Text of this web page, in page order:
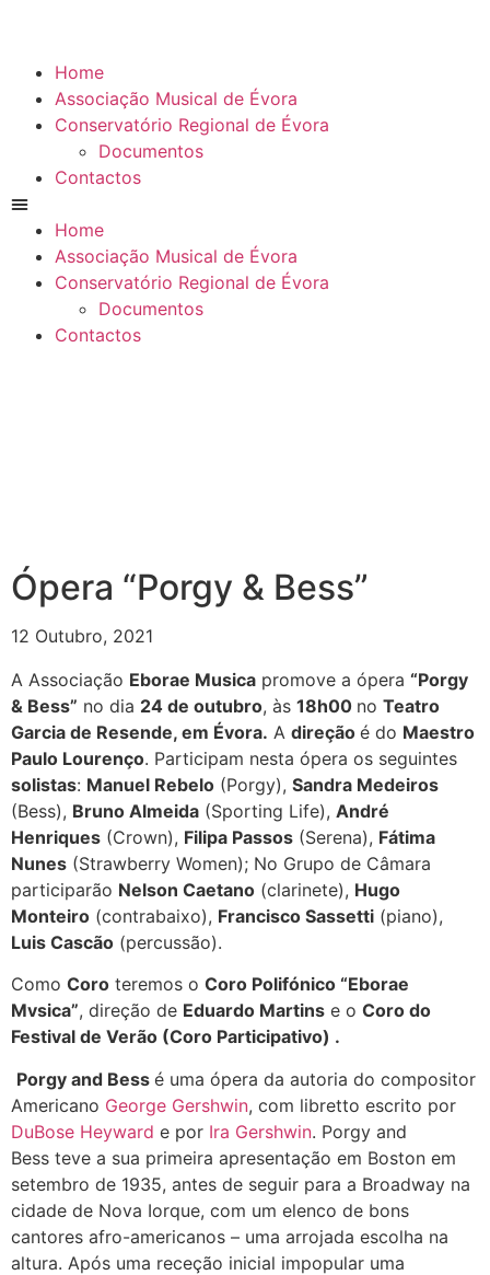
Home
Associação Musical de Évora
Conservatório Regional de Évora
Documentos
Contactos
Home
Associação Musical de Évora
Conservatório Regional de Évora
Documentos
Contactos
Ópera “Porgy & Bess”
12 Outubro, 2021
A Associação Eborae Musica promove a ópera “Porgy
& Bess” no dia 24 de outubro, às 18h00 no Teatro
Garcia de Resende, em Évora. A direção é do Maestro
Paulo Lourenço. Participam nesta ópera os seguintes
solistas: Manuel Rebelo (Porgy), Sandra Medeiros
(Bess), Bruno Almeida (Sporting Life), André
Henriques (Crown), Filipa Passos (Serena), Fátima
Nunes (Strawberry Women); No Grupo de Câmara
participarão Nelson Caetano (clarinete), Hugo
Monteiro (contrabaixo), Francisco Sassetti (piano),
Luis Cascão (percussão).
Como Coro teremos o Coro Polifónico “Eborae
Mvsica”, direção de Eduardo Martins e o Coro do
Festival de Verão (Coro Participativo) .
Porgy and Bess é uma ópera da autoria do compositor
Americano George Gershwin, com libretto escrito por
DuBose Heyward e por Ira Gershwin. Porgy and
Bess teve a sua primeira apresentação em Boston em
setembro de 1935, antes de seguir para a Broadway na
cidade de Nova Iorque, com um elenco de bons
cantores afro-americanos – uma arrojada escolha na
altura. Após uma receção inicial impopular uma